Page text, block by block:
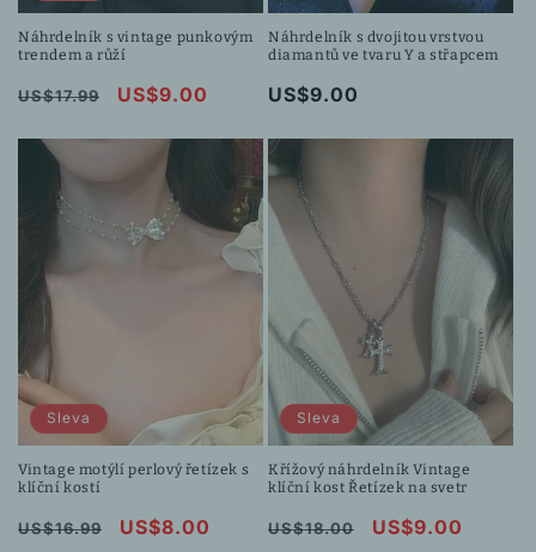
Náhrdelník s vintage punkovým
trendem a růží
Běžná
US$17.99
Výprodejová
US$9.00
Náhrdelník s dvojitou vrstvou
diamantů ve tvaru Y a střapcem
Běžná
US$9.00
Sleva
Vintage motýlí perlový řetízek s
klíční kostí
Běžná
US$16.99
Výprodejová
US$8.00
Sleva
Křížový náhrdelník Vintage
klíční kost Řetízek na svetr
Běžná
US$18.00
Výprodejová
US$9.00